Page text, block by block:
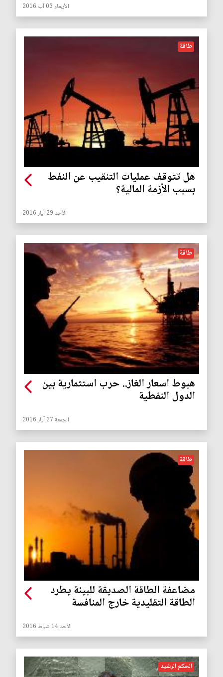
الأربعاء 03 آب 2016
طاقة
هل تتوقف عمليات التنقيب عن النفط
بسبب الأزمة المالية؟
الأحد 29 آيار 2016
طاقة
هبوط اسعار الغاز.. حرب استثمارية بين
الدول النفطية
الجمعة 27 آيار 2016
طاقة
مضاعفة الطاقة الصديقة للبيئة يطرد
الطاقة التقليدية خارج المنافسة
الأحد 14 شباط 2016
الحكم الرشيد